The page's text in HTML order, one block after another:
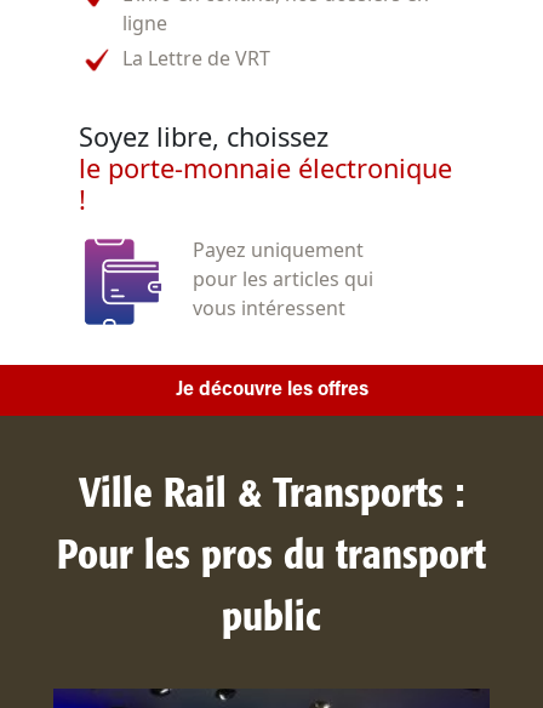
ligne
La Lettre de VRT
Soyez libre, choissez
le porte-monnaie électronique
!
Payez uniquement
pour les articles qui
vous intéressent
Je découvre les offres
Ville Rail & Transports :
Pour les pros du transport
public